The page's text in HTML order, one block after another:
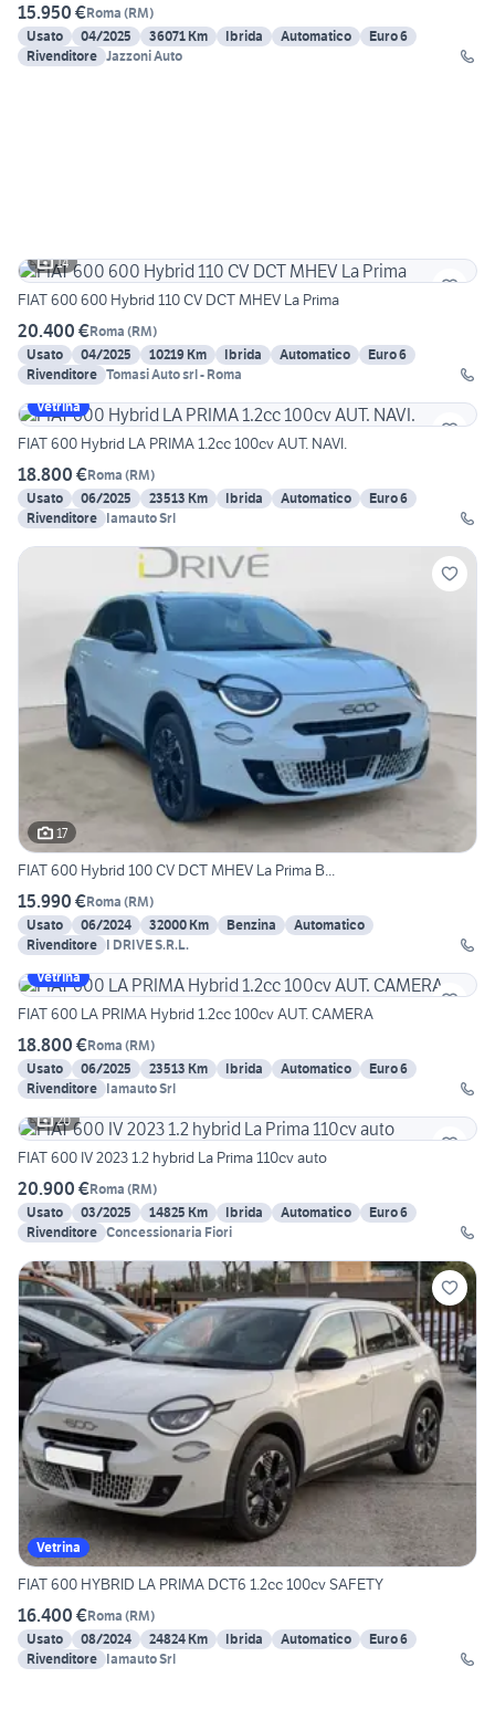
15.950 €Roma (RM)
Usato
04/2025 36071 Km Ibrida Automatico
Euro 6
Rivenditore Jazzoni Auto
14
FIAT 600 600 Hybrid 110 CV DCT MHEV La Prima
20.400 €Roma (RM)
Usato
04/2025 10219 Km Ibrida Automatico
Euro 6
Rivenditore Tomasi Auto srl - Roma
Vetrina
FIAT 600 Hybrid LA PRIMA 1.2cc 100cv AUT. NAVI.
18.800 €Roma (RM)
Usato
06/2025 23513 Km Ibrida Automatico
Euro 6
Rivenditore Iamauto Srl
17
FIAT 600 Hybrid 100 CV DCT MHEV La Prima B...
15.990 €Roma (RM)
Usato
06/2024 32000 Km Benzina
Automatico
Rivenditore I DRIVE S.R.L.
Vetrina
FIAT 600 LA PRIMA Hybrid 1.2cc 100cv AUT. CAMERA
18.800 €Roma (RM)
Usato
06/2025 23513 Km Ibrida Automatico
Euro 6
Rivenditore Iamauto Srl
20
FIAT 600 IV 2023 1.2 hybrid La Prima 110cv auto
20.900 €Roma (RM)
Usato
03/2025 14825 Km Ibrida Automatico
Euro 6
Rivenditore Concessionaria Fiori
Vetrina
FIAT 600 HYBRID LA PRIMA DCT6 1.2cc 100cv SAFETY
16.400 €Roma (RM)
Usato
08/2024 24824 Km Ibrida Automatico
Euro 6
Rivenditore Iamauto Srl